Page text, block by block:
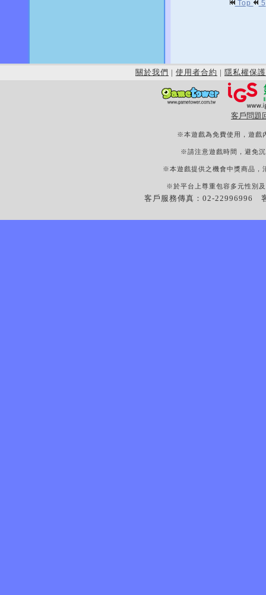
Top 5
關於我們 | 使用者合約 | 隱私權保護
客戶問題
※本遊戲為免費使用，遊戲
※請注意遊戲時間，避免
※本遊戲提供之機會中獎商品，
※於平台上尊重包容多元性別
客戶服務傳真：02-22996996